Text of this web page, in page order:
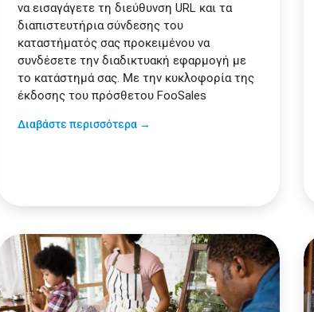
να εισαγάγετε τη διεύθυνση URL και τα
διαπιστευτήρια σύνδεσης του
καταστήματός σας προκειμένου να
συνδέσετε την διαδικτυακή εφαρμογή με
το κατάστημά σας. Με την κυκλοφορία της
έκδοσης του πρόσθετου FooSales
Διαβάστε περισσότερα →